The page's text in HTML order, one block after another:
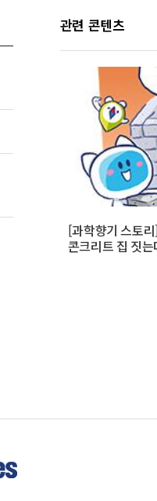
관련 콘텐츠
[과학향기 스토
콘크리트 집 짓는